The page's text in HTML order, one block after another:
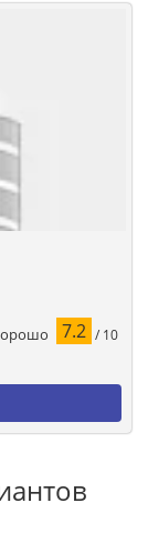
7.2 / 10